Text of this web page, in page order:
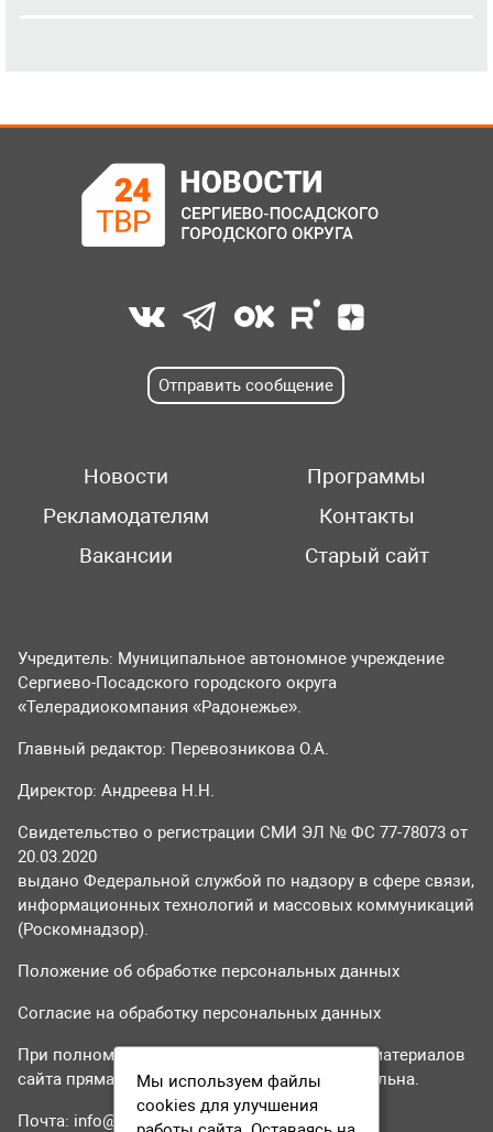
Отправить сообщение
Новости
Программы
Рекламодателям
Контакты
Вакансии
Старый сайт
Учредитель: Муниципальное автономное учреждение
Сергиево-Посадского городского округа
«Телерадиокомпания «Радонежье».
Главный редактор: Перевозникова О.А.
Директор: Андреева Н.Н.
Свидетельство о регистрации СМИ ЭЛ № ФС 77-78073 от
20.03.2020
выдано Федеральной службой по надзору в сфере связи,
информационных технологий и массовых коммуникаций
(Роскомнадзор).
Положение об обработке персональных данных
Согласие на обработку персональных данных
При полном или частичном использовании материалов
сайта прямая гиперссылка на tvr24.tv обязательна.
Почта: info@tvr24.tv
Мы используем файлы
cookies для улучшения